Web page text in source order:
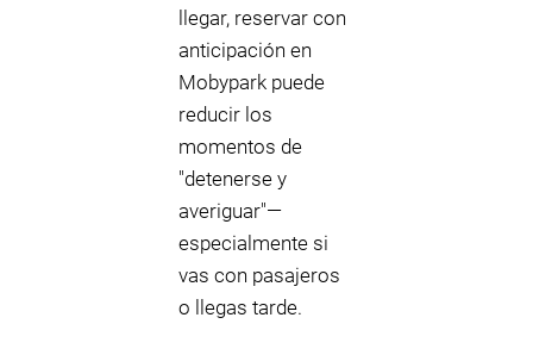
llegar, reservar con
anticipación en
Mobypark puede
reducir los
momentos de
"detenerse y
averiguar"—
especialmente si
vas con pasajeros
o llegas tarde.